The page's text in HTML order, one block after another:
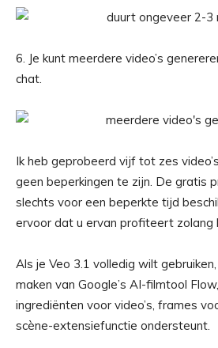
6. Je kunt meerdere video’s
chat.
Ik heb geprobeerd vijf tot zes
geen beperkingen te zijn. De gratis
slechts voor een beperkte tijd
ervoor dat u ervan profiteert zolang
Als je Veo 3.1 volledig wilt
maken van Google’s AI-filmtool
ingrediënten voor video’s, frames
scène-extensiefunctie ondersteunt.